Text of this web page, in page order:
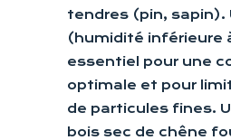
tendres (pin, sapin).
(humidité inférieure
essentiel pour une
optimale et pour
de particules fines.
bois sec de chêne